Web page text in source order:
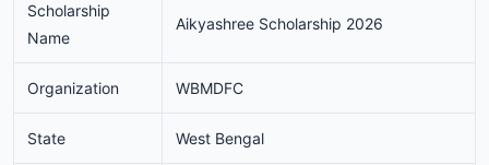
Scholarship
Name
Aikyashree Scholarship 2026
Organization WBMDFC
State West Bengal